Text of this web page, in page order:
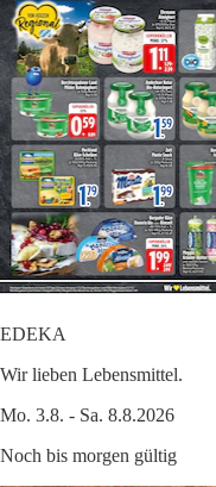
EDEKA
Wir lieben Lebensmittel.
Mo. 3.8. - Sa. 8.8.2026
Noch bis morgen gültig